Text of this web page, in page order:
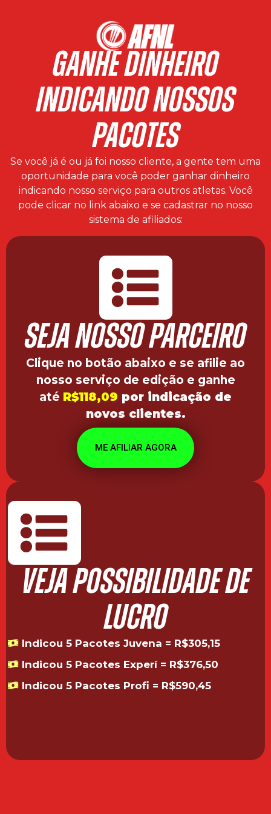
GANHE DINHEIRO
INDICANDO NOSSOS
PACOTES
Se você já é ou já foi nosso cliente, a gente tem uma
oportunidade para você poder ganhar dinheiro
indicando nosso serviço para outros atletas. Você
pode clicar no link abaixo e se cadastrar no nosso
sistema de afiliados:
SEJA NOSSO PARCEIRO
Clique no botão abaixo e se afilie ao
nosso serviço de edição e ganhe
até R$118,09 por indicação de
novos clientes.
ME AFILIAR AGORA
VEJA POSSIBILIDADE DE
LUCRO
Indicou 5 Pacotes Juvena = R$305,15
Indicou 5 Pacotes Experí = R$376,50
Indicou 5 Pacotes Profi = R$590,45